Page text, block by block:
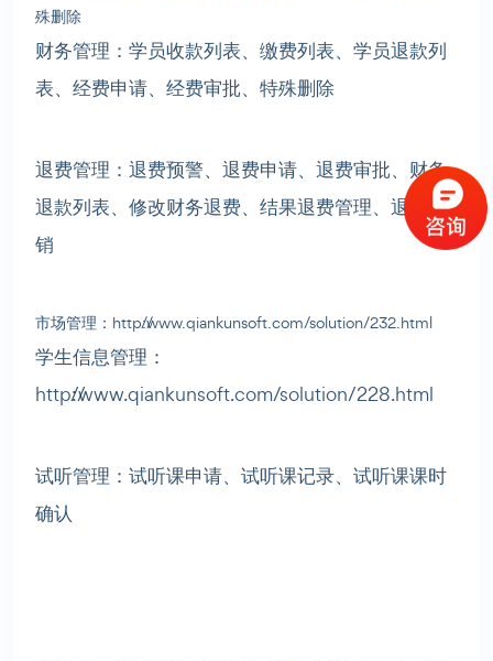
殊删除
财务管理：学员收款列表、缴费列表、学员退款列
表、经费申请、经费审批、特殊删除
退费管理：退费预警、退费申请、退费审批、财务
退款列表、修改财务退费、结果退费管理、退费撤
销
市场管理：http://www.qiankunsoft.com/solution/232.html
学生信息管理：
http://www.qiankunsoft.com/solution/228.html
试听管理：试听课申请、试听课记录、试听课课时
确认